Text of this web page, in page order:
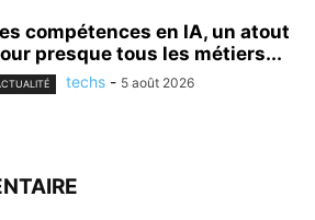
compétences en IA, un atout
presque tous les métiers...
techs - 5 août 2026